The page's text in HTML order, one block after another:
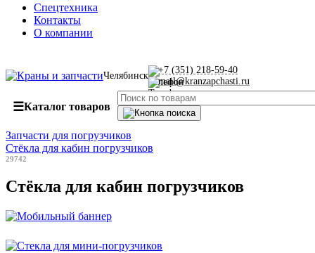
Спецтехника
Контакты
О компании
Челябинск
+7 (351) 218-59-40
mail@kranzapchasti.ru
☰Каталог товаров
Запчасти для погрузчиков
Стёкла для кабин погрузчиков
29742
Стёкла для кабин погрузчиков